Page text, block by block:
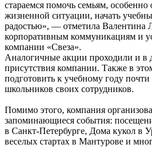
стараемся помочь семьям,
жизненной ситуации, начать
радостью», — отметила Валентина
корпоративным коммуникациям и
компании «Свеза».
Аналогичные акции проходили и в
присутствия компании. Также в
подготовить к учебному году
школьников своих сотрудников.
Помимо этого, компания
запоминающиеся события:
в Санкт-Петербурге, Дома кукол в
веселых стартах в Мантурове и